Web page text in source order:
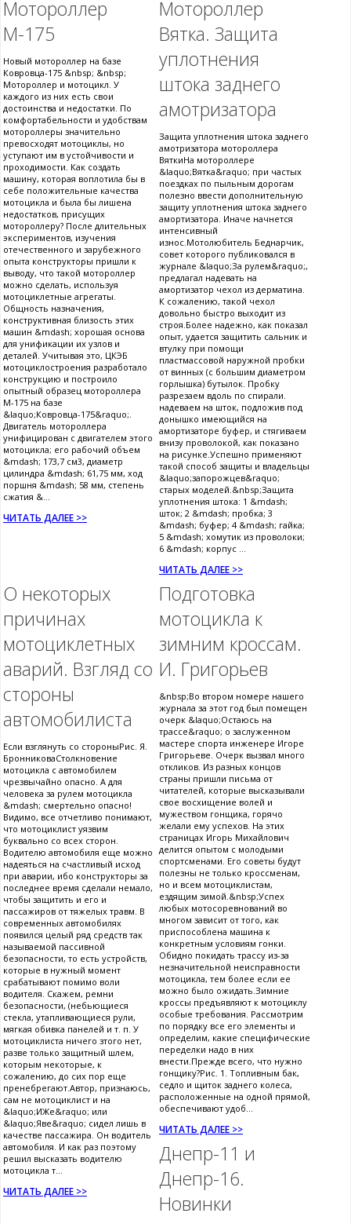
Мотороллер
М-175
Новый мотороллер на базе
Ковровца-175 &nbsp; &nbsp;
Мотороллер и мотоцикл. У
каждого из них есть свои
достоинства и недостатки. По
комфортабельности и удобствам
мотороллеры значительно
превосходят мотоциклы, но
уступают им в устойчивости и
проходимости. Как создать
машину, которая воплотила бы в
себе положительные качества
мотоцикла и была бы лишена
недостатков, присущих
мотороллеру? После длительных
экспериментов, изучения
отечественного и зарубежного
опыта конструкторы пришли к
выводу, что такой мотороллер
можно сделать, используя
мотоциклетные агрегаты.
Общность назначения,
конструктивная близость этих
машин &mdash; хорошая основа
для унификации их узлов и
деталей. Учитывая это, ЦКЭБ
мотоциклостроения разработало
конструкцию и построило
опытный образец мотороллера
М-175 на базе
&laquo;Ковровца-175&raquo;.
Двигатель мотороллера
унифицирован с двигателем этого
мотоцикла; его рабочий объем
&mdash; 173,7 см3, диаметр
цилиндра &mdash; 61,75 мм, ход
поршня &mdash; 58 мм, степень
сжатия &...
ЧИТАТЬ ДАЛЕЕ >>
Мотороллер
Вятка. Защита
уплотнения
штока заднего
амотризатора
Защита уплотнения штока заднего
амотризатора мотороллера
ВяткиНа мотороллере
&laquo;Вятка&raquo; при частых
поездках по пыльным дорогам
полезно ввести дополнительную
защиту уплотнения штока заднего
амортизатора. Иначе начнется
интенсивный
износ.Мотолюбитель Беднарчик,
совет которого публиковался в
журнале &laquo;За рулем&raquo;,
предлагал надевать на
амортизатор чехол из дерматина.
К сожалению, такой чехол
довольно быстро выходит из
строя.Более надежно, как показал
опыт, удается защитить сальник и
втулку при помощи
пластмассовой наружной пробки
от винных (с большим диаметром
горлышка) бутылок. Пробку
разрезаем вдоль по спирали.
надеваем на шток, подложив под
донышко имеющийся на
амортизаторе буфер, и стягиваем
внизу проволокой, как показано
на рисунке.Успешно применяют
такой способ защиты и владельцы
&laquo;запорожцев&raquo;
старых моделей.&nbsp;Защита
уплотнения штока: 1 &mdash;
шток; 2 &mdash; пробка; 3
&mdash; буфер; 4 &mdash; гайка;
5 &mdash; хомутик из проволоки;
6 &mdash; корпус ...
ЧИТАТЬ ДАЛЕЕ >>
О некоторых
причинах
мотоциклетных
аварий. Взгляд со
стороны
автомобилиста
Если взглянуть со стороныРис. Я.
БронниковаСтолкновение
мотоцикла с автомобилем
чрезвычайно опасно. А для
человека за рулем мотоцикла
&mdash; смертельно опасно!
Видимо, все отчетливо понимают,
что мотоциклист уязвим
буквально со всех сторон.
Водителю автомобиля еще можно
надеяться на счастливый исход
при аварии, ибо конструкторы за
последнее время сделали немало,
чтобы защитить и его и
пассажиров от тяжелых травм. В
современных автомобилях
появился целый ряд средств так
называемой пассивной
безопасности, то есть устройств,
которые в нужный момент
срабатывают помимо воли
водителя. Скажем, ремни
безопасности, (небьющиеся
стекла, утапливающиеся рули,
мягкая обивка панелей и т. п. У
мотоциклиста ничего зтого нет,
разве только защитный шлем,
которым некоторые, к
сожалению, до сих пор еще
пренебрегают.Автор, признаюсь,
сам не мотоциклист и на
&laquo;ИЖе&raquo; или
&laquo;Яве&raquo; сидел лишь в
качестве пассажира. Он водитель
автомобиля. И как раз поэтому
решил высказать водителю
мотоцикла т...
ЧИТАТЬ ДАЛЕЕ >>
Подготовка
мотоцикла к
зимним кроссам.
И. Григорьев
&nbsp;Во втором номере нашего
журнала за этот год был помещен
очерк &laquo;Остаюсь на
трассе&raquo; о заслуженном
мастере спорта инженере Игоре
Григорьеве. Очерк вызвал много
откликов. Из разных концов
страны пришли письма от
читателей, которые высказывали
свое восхищение волей и
мужеством гонщика, горячо
желали ему успехов. На этих
страницах Игорь Михайлович
делится опытом с молодыми
спортсменами. Его советы будут
полезны не только кроссменам,
но и всем мотоциклистам,
ездящим зимой.&nbsp;Успех
любых мотосоревнований во
многом зависит от того, как
приспособлена машина к
конкретным условиям гонки.
Обидно покидать трассу из-за
незначительной неисправности
мотоцикла, тем более если ее
можно было ожидать.Зимние
кроссы предъявляют к мотоциклу
особые требования. Рассмотрим
по порядку все его элементы и
определим, какие специфические
переделки надо в них
внести.Прежде всего, что нужно
гонщику?Рис. 1. Топливным бак,
седло и щиток заднего колеса,
расположенные на одной прямой,
обеспечивают удоб...
ЧИТАТЬ ДАЛЕЕ >>
Днепр-11 и
Днепр-16.
Новинки